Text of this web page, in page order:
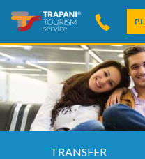
PL
TRANSFER